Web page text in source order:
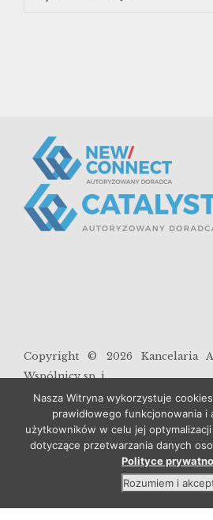
Copyright © 2026 Kancelaria
Wspólnicy sp. j.
Nasza Witryna wykorzystuje
prawidłowego funkcjonowania i
użytkowników w celu jej optymalizacji
dotyczące przetwarzania danych
Polityce
Rozumiem i